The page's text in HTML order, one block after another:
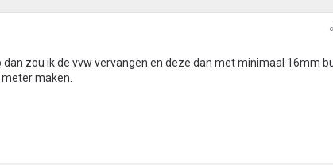
zou ik de vvw vervangen en deze dan met minimaal 16mm
maken.